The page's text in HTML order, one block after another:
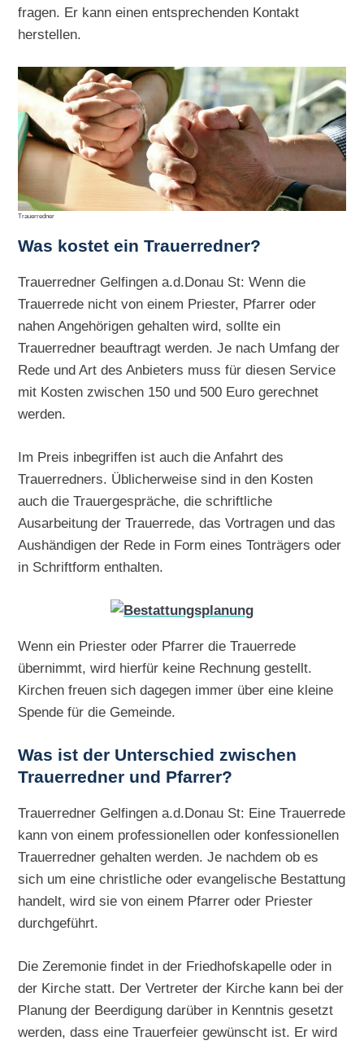
fragen. Er kann einen entsprechenden Kontakt
herstellen.
Trauerredner
Was kostet ein Trauerredner?
Trauerredner Gelfingen a.d.Donau St: Wenn die
Trauerrede nicht von einem Priester, Pfarrer oder
nahen Angehörigen gehalten wird, sollte ein
Trauerredner beauftragt werden. Je nach Umfang der
Rede und Art des Anbieters muss für diesen Service
mit Kosten zwischen 150 und 500 Euro gerechnet
werden.
Im Preis inbegriffen ist auch die Anfahrt des
Trauerredners. Üblicherweise sind in den Kosten
auch die Trauergespräche, die schriftliche
Ausarbeitung der Trauerrede, das Vortragen und das
Aushändigen der Rede in Form eines Tonträgers oder
in Schriftform enthalten.
Wenn ein Priester oder Pfarrer die Trauerrede
übernimmt, wird hierfür keine Rechnung gestellt.
Kirchen freuen sich dagegen immer über eine kleine
Spende für die Gemeinde.
Was ist der Unterschied zwischen
Trauerredner und Pfarrer?
Trauerredner Gelfingen a.d.Donau St: Eine Trauerrede
kann von einem professionellen oder konfessionellen
Trauerredner gehalten werden. Je nachdem ob es
sich um eine christliche oder evangelische Bestattung
handelt, wird sie von einem Pfarrer oder Priester
durchgeführt.
Die Zeremonie findet in der Friedhofskapelle oder in
der Kirche statt. Der Vertreter der Kirche kann bei der
Planung der Beerdigung darüber in Kenntnis gesetzt
werden, dass eine Trauerfeier gewünscht ist. Er wird